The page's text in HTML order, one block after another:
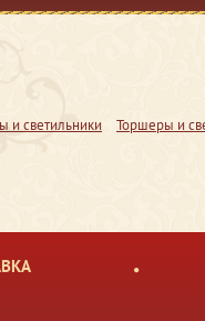
и светильники Торшеры и